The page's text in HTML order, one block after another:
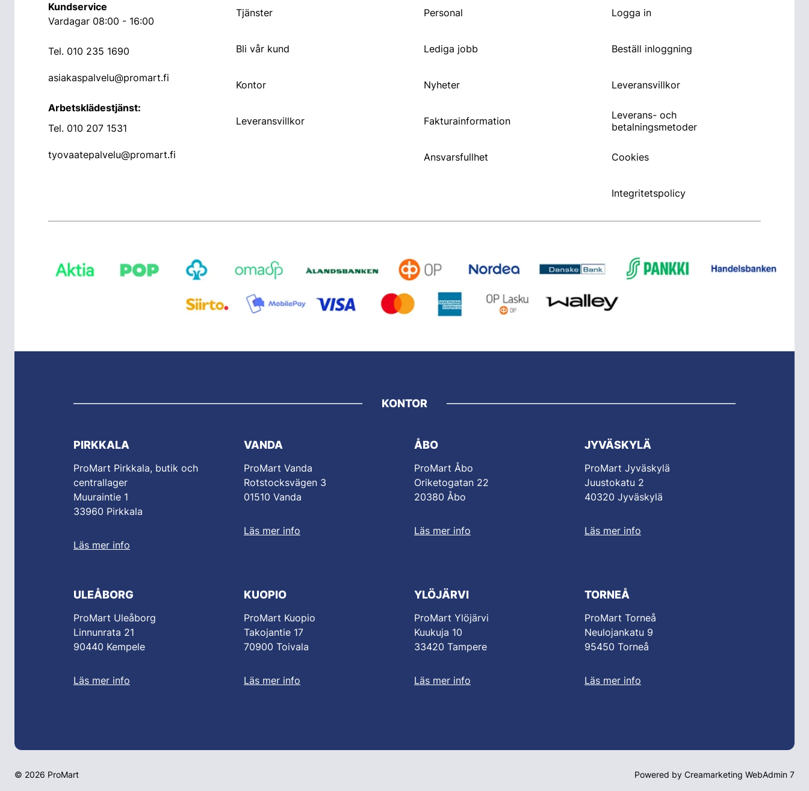
Kundservice
Vardagar 08:00 - 16:00
Tel. 010 235 1690
asiakaspalvelu@promart.fi
Arbetsklädestjänst:
Tel. 010 207 1531
tyovaatepalvelu@promart.fi
Tjänster
Bli vår kund
Kontor
Leveransvillkor
Personal
Lediga jobb
Nyheter
Fakturainformation
Ansvarsfullhet
Logga in
Beställ inloggning
Leveransvillkor
Leverans- och
betalningsmetoder
Cookies
Integritetspolicy
KONTOR
PIRKKALA
ProMart Pirkkala, butik och
centrallager
Muuraintie 1
33960 Pirkkala
Läs mer info
VANDA
ProMart Vanda
Rotstocksvägen 3
01510 Vanda
Läs mer info
ÅBO
ProMart Åbo
Oriketogatan 22
20380 Åbo
Läs mer info
JYVÄSKYLÄ
ProMart Jyväskylä
Juustokatu 2
40320 Jyväskylä
Läs mer info
ULEÅBORG
ProMart Uleåborg
Linnunrata 21
90440 Kempele
Läs mer info
KUOPIO
ProMart Kuopio
Takojantie 17
70900 Toivala
Läs mer info
YLÖJÄRVI
ProMart Ylöjärvi
Kuukuja 10
33420 Tampere
Läs mer info
TORNEÅ
ProMart Torneå
Neulojankatu 9
95450 Torneå
Läs mer info
© 2026 ProMart Powered by Creamarketing WebAdmin 7